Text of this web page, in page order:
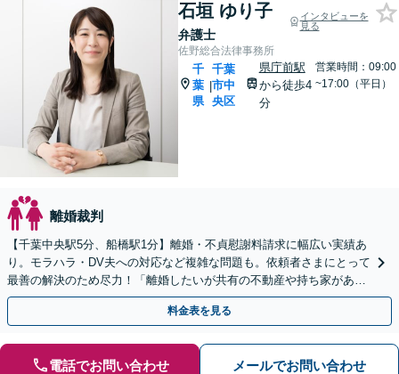
石垣 ゆり子
弁護士
インタビューを
見る
佐野総合法律事務所
千
葉
県
|
千葉
市中
央区
県庁前駅
から徒歩4
分
営業時間：09:00
~17:00（平日）
離婚裁判
【千葉中央駅5分、船橋駅1分】離婚・不貞慰謝料請求に幅広い実績あ
り。モラハラ・DV夫への対応など複雑な問題も。依頼者さまにとって
最善の解決のため尽力！「離婚したいが共有の不動産や持ち家があ
る」などのご相談もお任せ【初回来所相談30分無料】
料金表を見る
電話でお問い合わせ メールでお問い合わせ